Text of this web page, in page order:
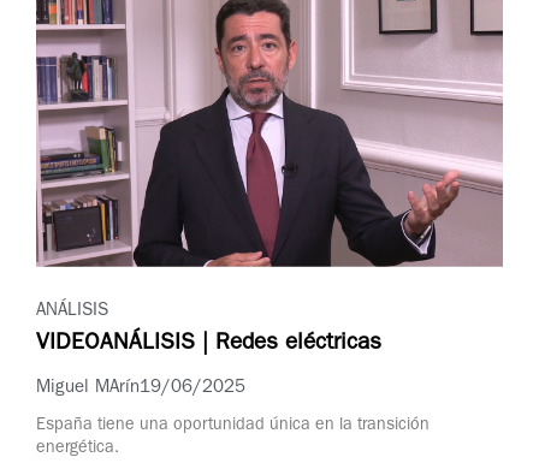
ANÁLISIS
VIDEOANÁLISIS | Redes eléctricas
Miguel MArín19/06/2025
España tiene una oportunidad única en la transición
energética.